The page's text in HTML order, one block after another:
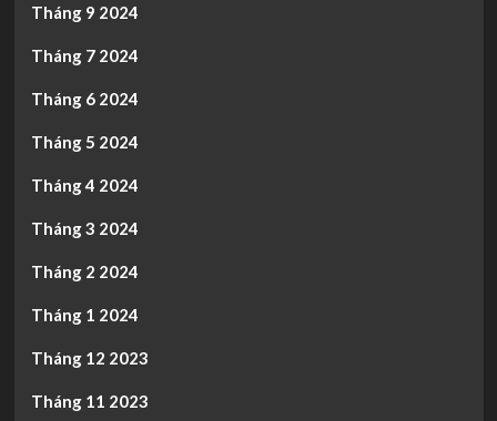
Tháng 9 2024
Tháng 7 2024
Tháng 6 2024
Tháng 5 2024
Tháng 4 2024
Tháng 3 2024
Tháng 2 2024
Tháng 1 2024
Tháng 12 2023
Tháng 11 2023